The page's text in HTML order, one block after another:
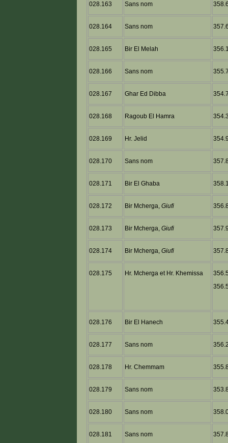
028.163 Sans nom
028.164 Sans nom
028.165 Bir El Melah
028.166 Sans nom
028.167 Ghar Ed Dibba
028.168 Ragoub El Hamra
028.169 Hr. Jelid
028.170 Sans nom
028.171 Bir El Ghaba
028.172 Bir Mcherga,Giufi
028.173 Bir Mcherga,Giufi
028.174 Bir Mcherga,Giufi
028.175 Hr. Mcherga et Hr. Khemissa
028.176 Bir El Hanech
028.177 Sans nom
028.178 Hr. Chemmam
028.179 Sans nom
028.180 Sans nom
028.181 Sans nom